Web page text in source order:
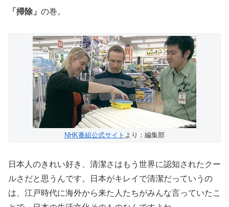
「掃除」 の巻。
NHK番組公式サイト より：編集部
日本人のきれい好き、清潔さはもう世界に認知されたクー
ルさだと思うんです。日本がキレイで清潔だっていうの
は、江戸時代に海外から来た人たちがみんな言っていたこ